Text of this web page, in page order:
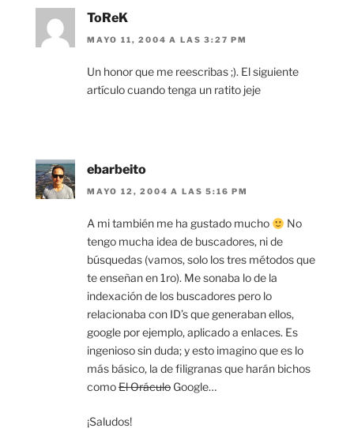
ToReK
MAYO 11, 2004 A LAS 3:27 PM
Un honor que me reescribas ;). El siguiente
artículo cuando tenga un ratito jeje
ebarbeito
MAYO 12, 2004 A LAS 5:16 PM
A mi también me ha gustado mucho
No
tengo mucha idea de buscadores, ni de
búsquedas (vamos, solo los tres métodos que
te enseñan en 1ro). Me sonaba lo de la
indexación de los buscadores pero lo
relacionaba con ID’s que generaban ellos,
google por ejemplo, aplicado a enlaces. Es
ingenioso sin duda; y esto imagino que es lo
más básico, la de filigranas que harán bichos
comoEl Oráculo Google…
¡Saludos!